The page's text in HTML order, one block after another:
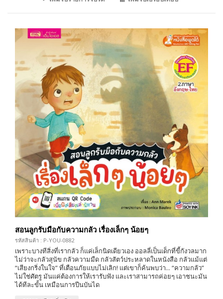
สอนลูกรับมือกับความกลัว เรื่องเล็กๆ น้อยๆ
รหัสสินค้า : P-YOU-0882
เพราะบางทีสิ่งที่เรากลัว ก็แค่เล็กนิดเดียวเอง ออลลี่เป็นเด็กที่ขี้กังวลมาก
ไม่ว่าจะกลัวสุนัข กลัวความมืด กลัวสัตว์ประหลาดในหนังสือ กลัวแม้แต่
“เสียงกริ่งในใจ” ที่เตือนภัยแบบไม่เลิก! แต่เขาก็ค้นพบว่า... “ความกลัว”
ไม่ใช่ศัตรู มันแค่ต้องการให้เรารับฟัง และเราสามารถค่อยๆ เอาชนะมัน
ได้ทีละขั้น เหมือนการปีนบันได